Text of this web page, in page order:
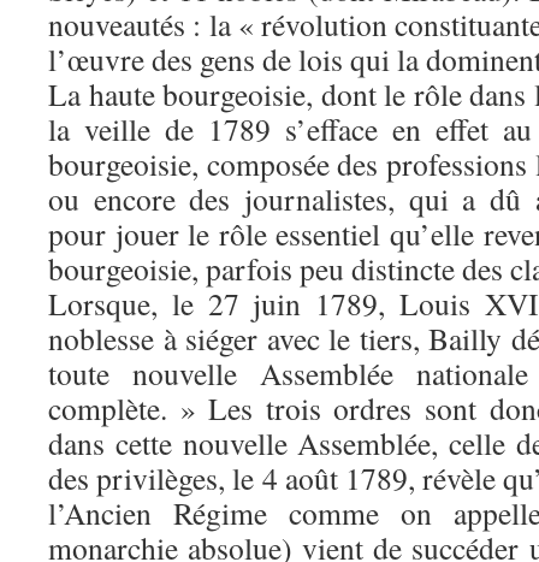
nouveautés : la « révolution
l’œuvre des gens de lois qui la
La haute bourgeoisie, dont le rôle
la veille de 1789 s’efface en effet
bourgeoisie, composée des
ou encore des journalistes, qui a dû
pour jouer le rôle essentiel qu’elle
bourgeoisie, parfois peu distincte des
Lorsque, le 27 juin 1789, Louis
noblesse à siéger avec le tiers, Bailly
toute nouvelle Assemblée
complète. » Les trois ordres sont
dans cette nouvelle Assemblée, celle
des privilèges, le 4 août 1789, révèle
l’Ancien Régime comme on
monarchie absolue) vient de succéder